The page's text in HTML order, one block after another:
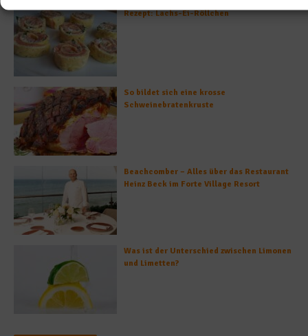
Rezept: Lachs-Ei-Röllchen
So bildet sich eine krosse
Schweinebratenkruste
Beachcomber – Alles über das Restaurant
Heinz Beck im Forte Village Resort
Was ist der Unterschied zwischen Limonen
und Limetten?